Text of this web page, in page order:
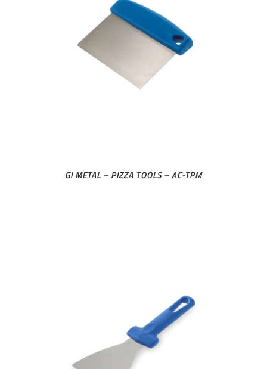
GI METAL – PIZZA TOOLS – AC-TPM